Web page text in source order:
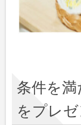
条件を
をプレゼ